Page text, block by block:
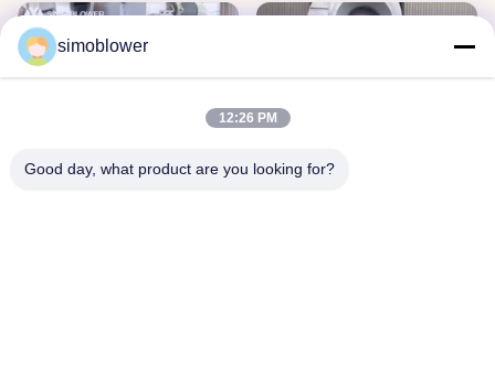
00:27
simoblower
12:26 PM
Good day, what product are you looking for?